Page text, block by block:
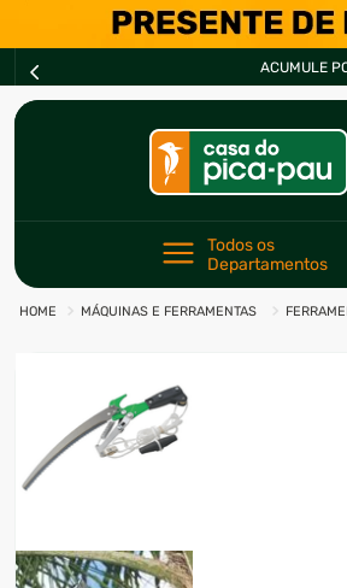
ACUMULE
Todos os
Departamentos
MÁQUINAS E FERRAMENTAS